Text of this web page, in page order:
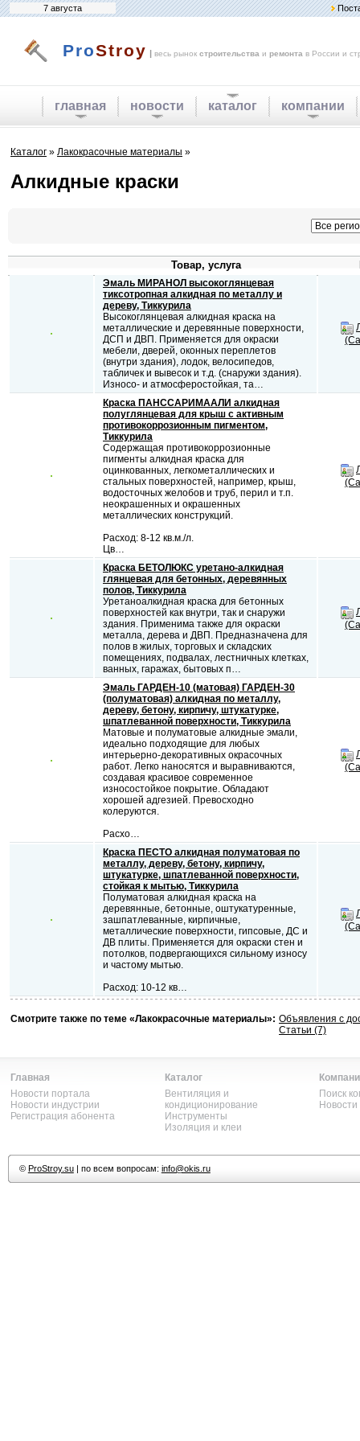
7 августа
ProStroy | весь рынок строительства и ремонта в России и
главная новости каталог компании
Каталог » Лакокрасочные материалы »
Алкидные краски
Товар, услуга
Эмаль МИРАНОЛ высокоглянцевая
тиксотропная алкидная по металлу и
дереву, Тиккурила
Высокоглянцевая алкидная краска на
металлические и деревянные поверхности,
ДСП и ДВП. Применяется для окраски
мебели, дверей, оконных переплетов
(внутри здания), лодок, велосипедов,
табличек и вывесок и т.д. (снаружи здания).
Износо- и атмосферостойкая, та…
Краска ПАНССАРИМААЛИ алкидная
полуглянцевая для крыш с активным
противокоррозионным пигментом,
Тиккурила
Содержащая противокоррозионные
пигменты алкидная краска для
оцинкованных, легкометаллических и
стальных поверхностей, например, крыш,
водосточных желобов и труб, перил и т.п.
неокрашенных и окрашенных
металлических конструкций.
Расход: 8-12 кв.м./л.
Цв…
Краска БЕТОЛЮКС уретано-алкидная
глянцевая для бетонных, деревянных
полов, Тиккурила
Уретаноалкидная краска для бетонных
поверхностей как внутри, так и снаружи
здания. Применима также для окраски
металла, дерева и ДВП. Предназначена для
полов в жилых, торговых и складских
помещениях, подвалах, лестничных клетках,
ванных, гаражах, бытовых п…
Эмаль ГАРДЕН-10 (матовая) ГАРДЕН-30
(полуматовая) алкидная по металлу,
дереву, бетону, кирпичу, штукатурке,
шпатлеванной поверхности, Тиккурила
Матовые и полуматовые алкидные эмали,
идеально подходящие для любых
интерьерно-декоративных окрасочных
работ. Легко наносятся и выравниваются,
создавая красивое современное
износостойкое покрытие. Обладают
хорошей адгезией. Превосходно
колеруются.
Расхо…
Краска ПЕСТО алкидная полуматовая по
металлу, дереву, бетону, кирпичу,
штукатурке, шпатлеванной поверхности,
стойкая к мытью, Тиккурила
Полуматовая алкидная краска на
деревянные, бетонные, оштукатуренные,
зашпатлеванные, кирпичные,
металлические поверхности, гипсовые, ДС и
ДВ плиты. Применяется для окраски стен и
потолков, подвергающихся сильному износу
и частому мытью.
Расход: 10-12 кв…
Смотрите также по теме «Лакокрасочные материалы»: Объявления с
Статьи (7)
Главная
Новости портала
Новости индустрии
Регистрация абонента
Каталог
Вентиляция и
кондиционирование
Инструменты
Изоляция и клеи
Поиск
© ProStroy.su| по всем вопросам: info@okis.ru